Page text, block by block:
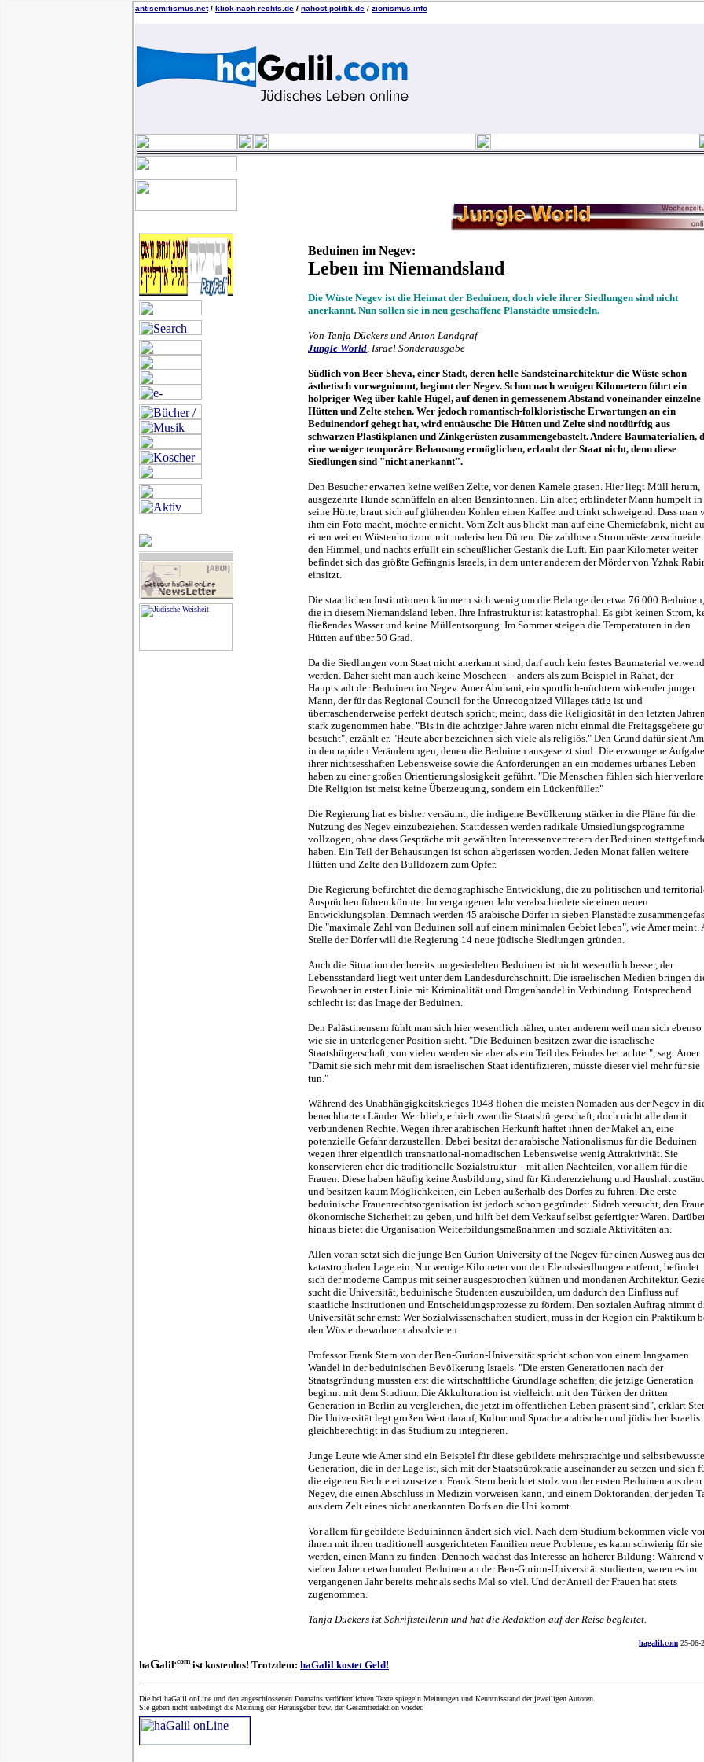
antisemitismus.net/ klick-nach-rechts.de / nahost-politik.de / zionismus.info
Beduinen im Negev:
Leben im Niemandsland
Die Wüste Negev ist die Heimat der Beduinen, doch viele ihrer Siedlungen sind nicht
anerkannt. Nun sollen sie in neu geschaffene Planstädte umsiedeln.
Von Tanja Dückers und Anton Landgraf
Jungle World, Israel Sonderausgabe
Südlich von Beer Sheva, einer Stadt, deren helle Sandsteinarchitektur die Wüste schon
ästhetisch vorwegnimmt, beginnt der Negev. Schon nach wenigen Kilometern führt ein
holpriger Weg über kahle Hügel, auf denen in gemessenem Abstand voneinander einzelne
Hütten und Zelte stehen. Wer jedoch romantisch-folkloristische Erwartungen an ein
Beduinendorf gehegt hat, wird enttäuscht: Die Hütten und Zelte sind notdürftig aus
schwarzen Plastikplanen und Zinkgerüsten zusammengebastelt. Andere Baumaterialien,
eine weniger temporäre Behausung ermöglichen, erlaubt der Staat nicht, denn diese
Siedlungen sind "nicht anerkannt".
Den Besucher erwarten keine weißen Zelte, vor denen Kamele grasen. Hier liegt Müll herum,
ausgezehrte Hunde schnüffeln an alten Benzintonnen. Ein alter, erblindeter Mann humpelt in
seine Hütte, braut sich auf glühenden Kohlen einen Kaffee und trinkt schweigend. Dass man
ihm ein Foto macht, möchte er nicht. Vom Zelt aus blickt man auf eine Chemiefabrik, nicht
einen weiten Wüstenhorizont mit malerischen Dünen. Die zahllosen Strommäste
den Himmel, und nachts erfüllt ein scheußlicher Gestank die Luft. Ein paar Kilometer weiter
befindet sich das größte Gefängnis Israels, in dem unter anderem der Mörder von Yzhak
einsitzt.
Die staatlichen Institutionen kümmern sich wenig um die Belange der etwa 76 000 Beduinen,
die in diesem Niemandsland leben. Ihre Infrastruktur ist katastrophal. Es gibt keinen Strom,
fließendes Wasser und keine Müllentsorgung. Im Sommer steigen die Temperaturen in den
Hütten auf über 50 Grad.
Da die Siedlungen vom Staat nicht anerkannt sind, darf auch kein festes Baumaterial
werden. Daher sieht man auch keine Moscheen – anders als zum Beispiel in Rahat, der
Hauptstadt der Beduinen im Negev. Amer Abuhani, ein sportlich-nüchtern wirkender junger
Mann, der für das Regional Council for the Unrecognized Villages tätig ist und
überraschenderweise perfekt deutsch spricht, meint, dass die Religiosität in den letzten
stark zugenommen habe. "Bis in die achtziger Jahre waren nicht einmal die Freitagsgebete
besucht", erzählt er. "Heute aber bezeichnen sich viele als religiös." Den Grund dafür sieht
in den rapiden Veränderungen, denen die Beduinen ausgesetzt sind: Die erzwungene Aufgabe
ihrer nichtsesshaften Lebensweise sowie die Anforderungen an ein modernes urbanes Leben
haben zu einer großen Orientierungslosigkeit geführt. "Die Menschen fühlen sich hier
Die Religion ist meist keine Überzeugung, sondern ein Lückenfüller."
Die Regierung hat es bisher versäumt, die indigene Bevölkerung stärker in die Pläne für die
Nutzung des Negev einzubeziehen. Stattdessen werden radikale Umsiedlungsprogramme
vollzogen, ohne dass Gespräche mit gewählten Interessenvertretern der Beduinen
haben. Ein Teil der Behausungen ist schon abgerissen worden. Jeden Monat fallen weitere
Hütten und Zelte den Bulldozern zum Opfer.
Die Regierung befürchtet die demographische Entwicklung, die zu politischen und
Ansprüchen führen könnte. Im vergangenen Jahr verabschiedete sie einen neuen
Entwicklungsplan. Demnach werden 45 arabische Dörfer in sieben Planstädte
Die "maximale Zahl von Beduinen soll auf einem minimalen Gebiet leben", wie Amer meint.
Stelle der Dörfer will die Regierung 14 neue jüdische Siedlungen gründen.
Auch die Situation der bereits umgesiedelten Beduinen ist nicht wesentlich besser, der
Lebensstandard liegt weit unter dem Landesdurchschnitt. Die israelischen Medien bringen
Bewohner in erster Linie mit Kriminalität und Drogenhandel in Verbindung. Entsprechend
schlecht ist das Image der Beduinen.
Den Palästinensern fühlt man sich hier wesentlich näher, unter anderem weil man sich ebenso
wie sie in unterlegener Position sieht. "Die Beduinen besitzen zwar die israelische
Staatsbürgerschaft, von vielen werden sie aber als ein Teil des Feindes betrachtet", sagt Amer.
"Damit sie sich mehr mit dem israelischen Staat identifizieren, müsste dieser viel mehr für sie
tun."
Während des Unabhängigkeitskrieges 1948 flohen die meisten Nomaden aus der Negev in
benachbarten Länder. Wer blieb, erhielt zwar die Staatsbürgerschaft, doch nicht alle damit
verbundenen Rechte. Wegen ihrer arabischen Herkunft haftet ihnen der Makel an, eine
potenzielle Gefahr darzustellen. Dabei besitzt der arabische Nationalismus für die Beduinen
wegen ihrer eigentlich transnational-nomadischen Lebensweise wenig Attraktivität. Sie
konservieren eher die traditionelle Sozialstruktur – mit allen Nachteilen, vor allem für die
Frauen. Diese haben häufig keine Ausbildung, sind für Kindererziehung und Haushalt
und besitzen kaum Möglichkeiten, ein Leben außerhalb des Dorfes zu führen. Die erste
beduinische Frauenrechtsorganisation ist jedoch schon gegründet: Sidreh versucht, den
ökonomische Sicherheit zu geben, und hilft bei dem Verkauf selbst gefertigter Waren.
hinaus bietet die Organisation Weiterbildungsmaßnahmen und soziale Aktivitäten an.
Allen voran setzt sich die junge Ben Gurion University of the Negev für einen Ausweg aus
katastrophalen Lage ein. Nur wenige Kilometer von den Elendssiedlungen entfernt, befindet
sich der moderne Campus mit seiner ausgesprochen kühnen und mondänen Architektur.
sucht die Universität, beduinische Studenten auszubilden, um dadurch den Einfluss auf
staatliche Institutionen und Entscheidungsprozesse zu fördern. Den sozialen Auftrag nimmt
Universität sehr ernst: Wer Sozialwissenschaften studiert, muss in der Region ein Praktikum
den Wüstenbewohnern absolvieren.
Professor Frank Stern von der Ben-Gurion-Universität spricht schon von einem langsamen
Wandel in der beduinischen Bevölkerung Israels. "Die ersten Generationen nach der
Staatsgründung mussten erst die wirtschaftliche Grundlage schaffen, die jetzige Generation
beginnt mit dem Studium. Die Akkulturation ist vielleicht mit den Türken der dritten
Generation in Berlin zu vergleichen, die jetzt im öffentlichen Leben präsent sind", erklärt
Die Universität legt großen Wert darauf, Kultur und Sprache arabischer und jüdischer Israelis
gleichberechtigt in das Studium zu integrieren.
Junge Leute wie Amer sind ein Beispiel für diese gebildete mehrsprachige und selbstbewusste
Generation, die in der Lage ist, sich mit der Staatsbürokratie auseinander zu setzen und sich
die eigenen Rechte einzusetzen. Frank Stern berichtet stolz von der ersten Beduinen aus dem
Negev, die einen Abschluss in Medizin vorweisen kann, und einem Doktoranden, der jeden
aus dem Zelt eines nicht anerkannten Dorfs an die Uni kommt.
Vor allem für gebildete Beduininnen ändert sich viel. Nach dem Studium bekommen viele
ihnen mit ihren traditionell ausgerichteten Familien neue Probleme; es kann schwierig für sie
werden, einen Mann zu finden. Dennoch wächst das Interesse an höherer Bildung: Während
sieben Jahren etwa hundert Beduinen an der Ben-Gurion-Universität studierten, waren es im
vergangenen Jahr bereits mehr als sechs Mal so viel. Und der Anteil der Frauen hat stets
zugenommen.
Tanja Dückers ist Schriftstellerin und hat die Redaktion auf der Reise begleitet.
hagalil.com 25-06-
haGalil.com ist kostenlos! Trotzdem: haGalil kostet Geld!
Die bei haGalil onLine und den angeschlossenen Domains veröffentlichten Texte spiegeln Meinungen und Kenntnisstand der jeweiligen Autoren.
Sie geben nicht unbedingt die Meinung der Herausgeber bzw. der Gesamtredaktion wieder.